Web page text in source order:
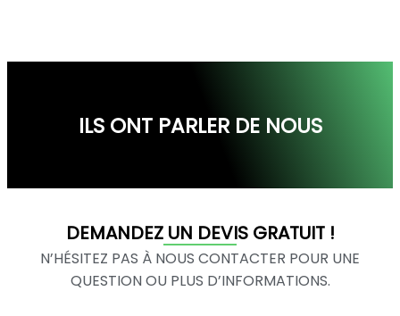
ILS ONT PARLER DE NOUS
DEMANDEZ UN DEVIS GRATUIT !
N’HÉSITEZ PAS À NOUS CONTACTER POUR UNE
QUESTION OU PLUS D’INFORMATIONS.